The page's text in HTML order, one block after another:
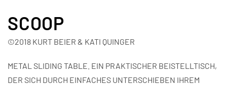
SCOOP
©2018 KURT BEIER & KATI QUINGER
METAL SLIDING TABLE. EIN PRAKTISCHER BEISTELLTISCH,
DER SICH DURCH EINFACHES UNTERSCHIEBEN IHREM